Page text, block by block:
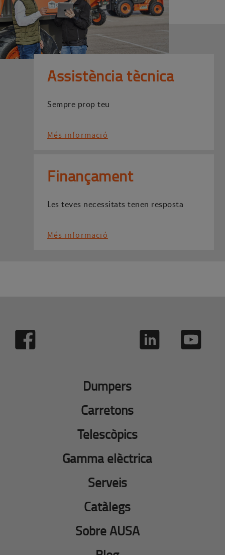
Assistència tècnica
Sempre prop teu
Més informació
Finançament
Les teves necessitats tenen resposta
Més informació
Dumpers
Carretons
Telescòpics
Gamma elèctrica
Serveis
Catàlegs
Sobre AUSA